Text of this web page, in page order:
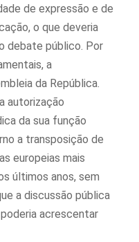
de expressão e de
o que deveria
debate público. Por
a
da República.
autorização
da sua função
a transposição de
europeias mais
últimos anos, sem
a discussão pública
acrescentar